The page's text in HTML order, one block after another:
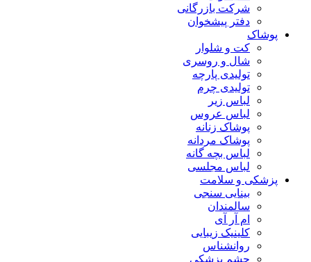
شرکت بازرگانی
دفتر پیشخوان
پوشاک
کت و شلوار
شال و روسری
تولیدی پارچه
تولیدی چرم
لباس زیر
لباس عروس
پوشاک زنانه
پوشاک مردانه
لباس بچه گانه
لباس مجلسی
پزشکی و سلامت
بینایی سنجی
سالمندان
ام آر آی
کلینیک زیبایی
روانشناس
چشم پزشکی